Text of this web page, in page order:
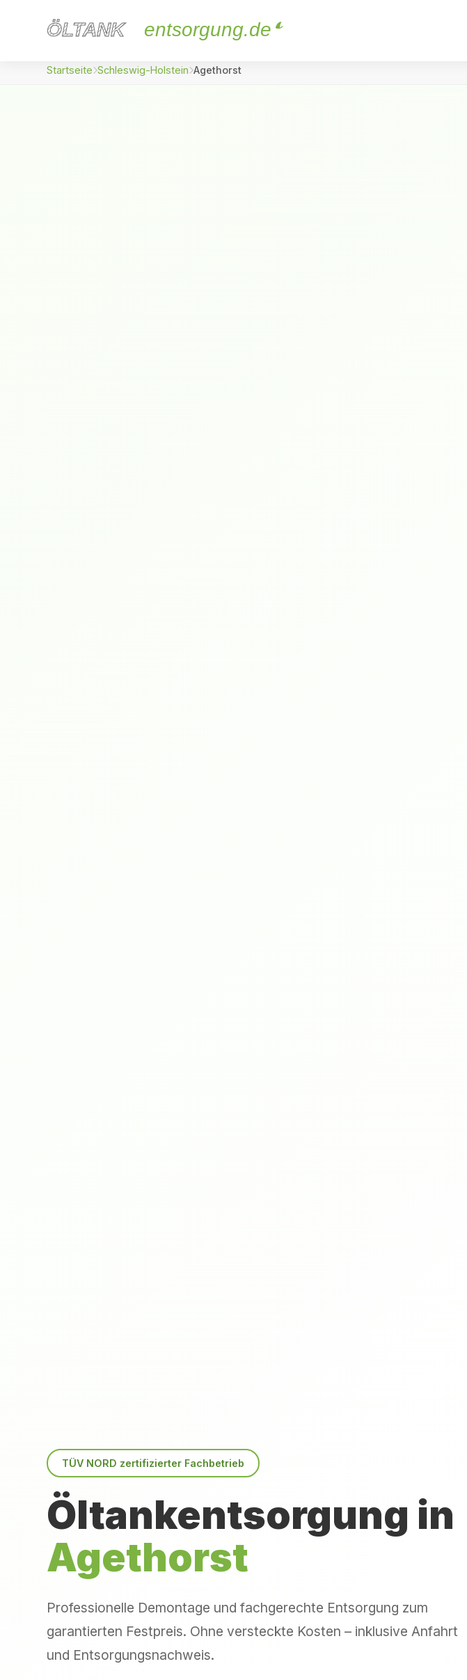
ÖLTANK
ÖLTANK entsorgung.de
Startseite Schleswig-Holstein Agethorst
TÜV NORD zertifizierter Fachbetrieb
Öltankentsorgung in
Agethorst
Professionelle Demontage und fachgerechte Entsorgung zum
garantierten Festpreis. Ohne versteckte Kosten – inklusive Anfahrt
und Entsorgungsnachweis.